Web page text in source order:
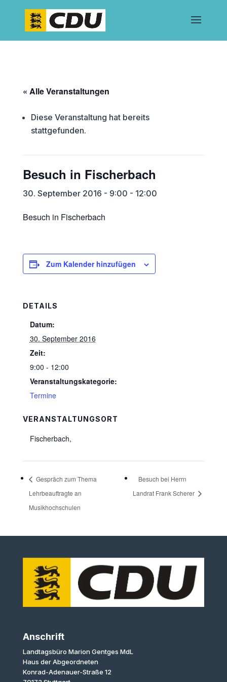
« Alle Veranstaltungen
Diese Veranstaltung hat bereits
stattgefunden.
Besuch in Fischerbach
30. September 2016 - 9:00 - 12:00
Besuch in Fischerbach
Zum Kalender hinzufügen
DETAILS
Datum:
30. September 2016
Zeit:
9:00 - 12:00
Veranstaltungskategorie:
Termine
VERANSTALTUNGSORT
Fischerbach,
Gespräch zum Thema
Lehrbeauftragte an
Musikhochschulen
Besuch bei Herrn
Landrat Frank Scherer
Anschrift
Landtagsbüro Marion Gentges MdL
Haus der Abgeordneten
Konrad-Adenauer-Straße 12